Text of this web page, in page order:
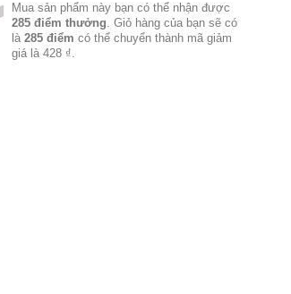
Mua sản phẩm này bạn có thể nhận được
285điểm thưởng. Giỏ hàng của bạn sẽ có
là 285điểm có thể chuyển thành mã giảm
giá là 428 ₫.